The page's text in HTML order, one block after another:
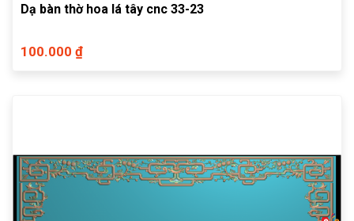
Dạ bàn thờ hoa lá tây cnc 33-23
100.000 ₫